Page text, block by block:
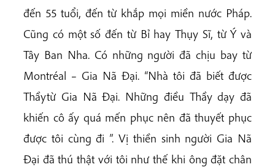
đến 55 tuổi, đến từ khắp mọi miền nước Pháp.
Cũng có một số đến từ Bỉ hay Thụy Sĩ, từ Ý và
Tây Ban Nha. Có những người đã chịu bay từ
Montréal – Gia Nã Đại. “Nhà tôi đã biết được
Thầytừ Gia Nã Đại. Những điều Thầy dạy đã
khiến cô ấy quá mến phục nên đã thuyết phục
được tôi cùng đi ”. Vị thiền sinh người Gia Nã
Đại đã thú thật với tôi như thế khi ông đặt chân